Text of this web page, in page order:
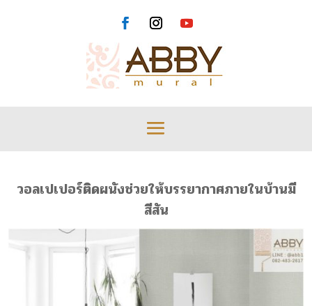
วอลเปเปอร์ติดผนังช่วยให้บรรยากาศภายในบ้านมี
สีสัน